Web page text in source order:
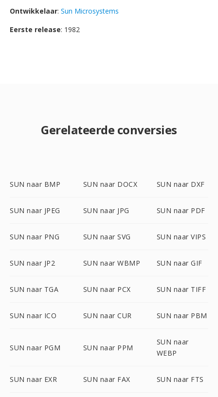
Ontwikkelaar: Sun Microsystems
Eerste release: 1982
Gerelateerde conversies
SUN naar BMP SUN naar DOCX SUN naar DXF
SUN naar JPEG SUN naar JPG SUN naar PDF
SUN naar PNG SUN naar SVG SUN naar VIPS
SUN naar JP2 SUN naar WBMP SUN naar GIF
SUN naar TGA SUN naar PCX SUN naar TIFF
SUN naar ICO SUN naar CUR SUN naar PBM
SUN naar PGM SUN naar PPM
SUN naar
WEBP
SUN naar EXR SUN naar FAX SUN naar FTS